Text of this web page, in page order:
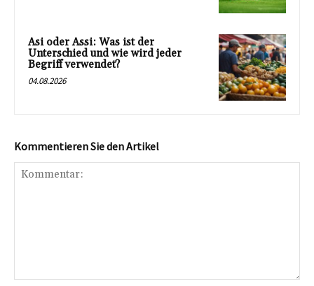
Asi oder Assi: Was ist der
Unterschied und wie wird jeder
Begriff verwendet?
04.08.2026
Kommentieren Sie den Artikel